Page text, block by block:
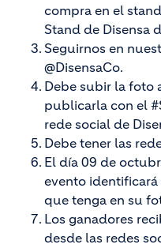
compra en el
Stand de Disensa
Seguirnos en
@DisensaCo.
Debe subir la foto
publicarla con el
rede social de
Debe tener las
El día 09 de
evento
que tenga en su
Los ganadores
desde las redes